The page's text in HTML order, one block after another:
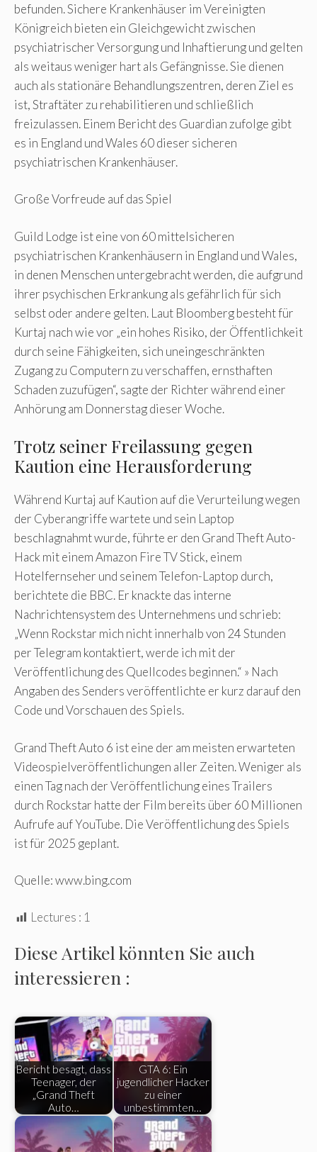
befunden. Sichere Krankenhäuser im Vereinigten
Königreich bieten ein Gleichgewicht zwischen
psychiatrischer Versorgung und Inhaftierung und gelten
als weitaus weniger hart als Gefängnisse. Sie dienen
auch als stationäre Behandlungszentren, deren Ziel es
ist, Straftäter zu rehabilitieren und schließlich
freizulassen. Einem Bericht des Guardian zufolge gibt
es in England und Wales 60 dieser sicheren
psychiatrischen Krankenhäuser.
Große Vorfreude auf das Spiel
Guild Lodge ist eine von 60 mittelsicheren
psychiatrischen Krankenhäusern in England und Wales,
in denen Menschen untergebracht werden, die aufgrund
ihrer psychischen Erkrankung als gefährlich für sich
selbst oder andere gelten. Laut Bloomberg besteht für
Kurtaj nach wie vor „ein hohes Risiko, der Öffentlichkeit
durch seine Fähigkeiten, sich uneingeschränkten
Zugang zu Computern zu verschaffen, ernsthaften
Schaden zuzufügen“, sagte der Richter während einer
Anhörung am Donnerstag dieser Woche.
Trotz seiner Freilassung gegen
Kaution eine Herausforderung
Während Kurtaj auf Kaution auf die Verurteilung wegen
der Cyberangriffe wartete und sein Laptop
beschlagnahmt wurde, führte er den Grand Theft Auto-
Hack mit einem Amazon Fire TV Stick, einem
Hotelfernseher und seinem Telefon-Laptop durch,
berichtete die BBC. Er knackte das interne
Nachrichtensystem des Unternehmens und schrieb:
„Wenn Rockstar mich nicht innerhalb von 24 Stunden
per Telegram kontaktiert, werde ich mit der
Veröffentlichung des Quellcodes beginnen.“ » Nach
Angaben des Senders veröffentlichte er kurz darauf den
Code und Vorschauen des Spiels.
Grand Theft Auto 6 ist eine der am meisten erwarteten
Videospielveröffentlichungen aller Zeiten. Weniger als
einen Tag nach der Veröffentlichung eines Trailers
durch Rockstar hatte der Film bereits über 60 Millionen
Aufrufe auf YouTube. Die Veröffentlichung des Spiels
ist für 2025 geplant.
Quelle: www.bing.com
Lectures : 1
Diese Artikel könnten Sie auch
interessieren :
Bericht besagt, dass
Teenager, der
„Grand Theft
Auto…
GTA 6: Ein
jugendlicher Hacker
zu einer
unbestimmten…